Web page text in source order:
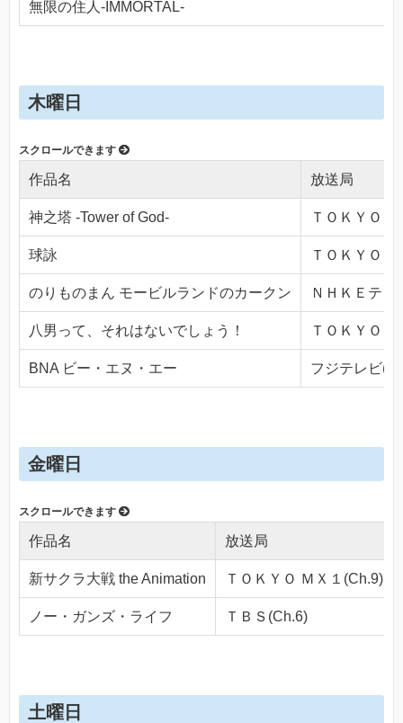
無限の住人-IMMORTAL-
木曜日
作品名 放送局
神之塔 -Tower of God- ＴＯＫＹＯ
球詠 ＴＯＫＹＯ
のりものまん モービルランドのカークン ＮＨＫＥテレ
八男って、それはないでしょう！ ＴＯＫＹＯ
BNA ビー・エヌ・エー フジテレビ
金曜日
作品名 放送局
新サクラ大戦 the Animation ＴＯＫＹＯ ＭＸ１(Ch.9)
ノー・ガンズ・ライフ ＴＢＳ(Ch.6)
土曜日